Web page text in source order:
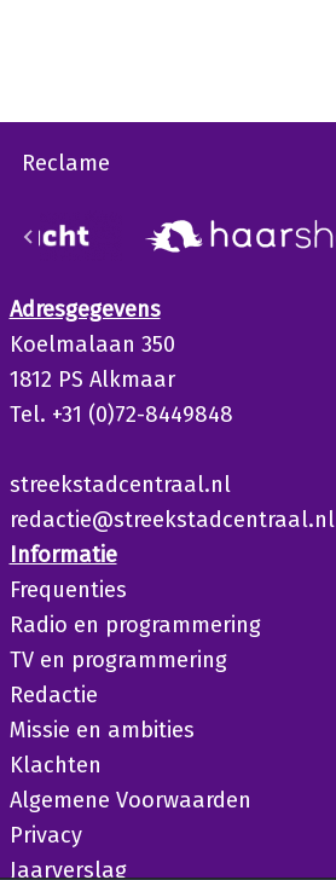
Reclame
Adresgegevens
Koelmalaan 350
1812 PS Alkmaar
Tel. +31 (0)72-8449848
streekstadcentraal.nl
redactie@streekstadcentraal.nl
Informatie
Frequenties
Radio en programmering
TV en programmering
Redactie
Missie en ambities
Klachten
Algemene Voorwaarden
Privacy
Jaarverslag